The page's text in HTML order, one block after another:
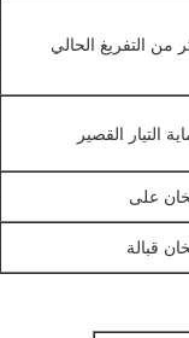
من التفريغ الحالي
التيار القصير
على
قبالة